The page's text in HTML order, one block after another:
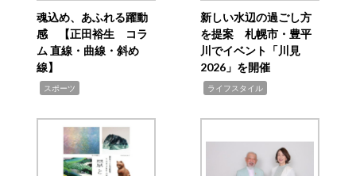
魂込め、あふれる躍動
感 【正田裕生 コラ
ム 直線・曲線・斜め
線】
スポーツ
新しい水辺の過ごし方
を提案 札幌市・豊平
川でイベント「川見
2026」を開催
ライフスタイル